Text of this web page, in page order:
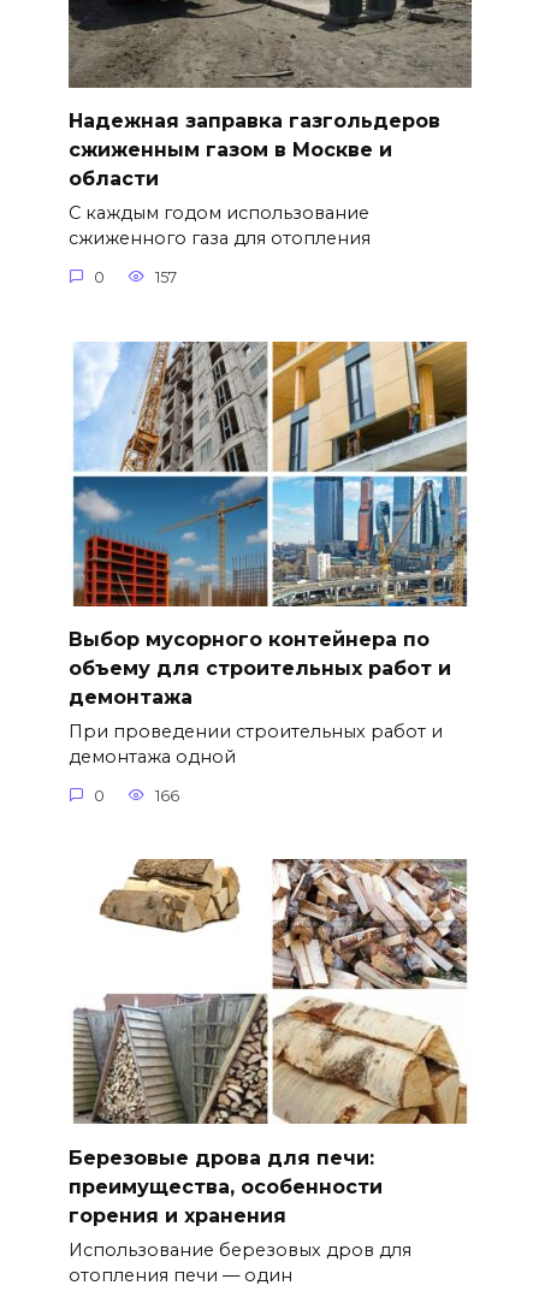
Надежная заправка газгольдеров
сжиженным газом в Москве и
области
С каждым годом использование
сжиженного газа для отопления
0 157
Выбор мусорного контейнера по
объему для строительных работ и
демонтажа
При проведении строительных работ и
демонтажа одной
0 166
Березовые дрова для печи:
преимущества, особенности
горения и хранения
Использование березовых дров для
отопления печи — один